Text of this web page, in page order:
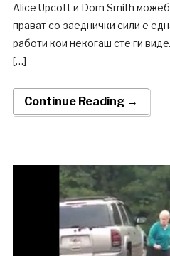
Alice Upcott и Dom Smith
прават со заеднички сили е
работи кои некогаш сте ги
[…]
Continue Reading →